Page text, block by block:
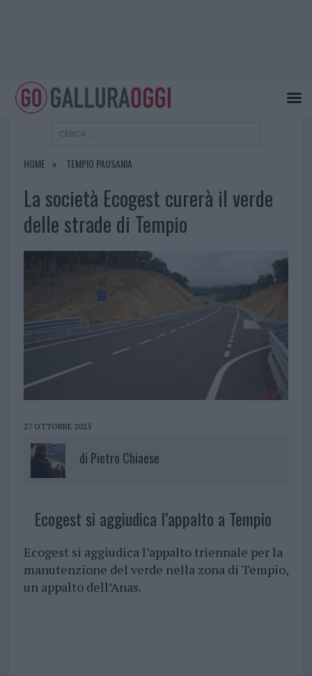
HOME TEMPIO PAUSANIA
La società Ecogest curerà il verde
delle strade di Tempio
27 OTTOBRE 2025
di Pietro Chiaese
Ecogest si aggiudica l’appalto a Tempio
Ecogest si aggiudica l’appalto triennale per la
manutenzione del verde nella zona di Tempio,
un appalto dell’Anas.